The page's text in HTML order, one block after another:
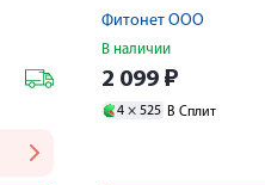
Фитонет ООО
В наличии
2 099 ₽
4 × 525 В Сплит